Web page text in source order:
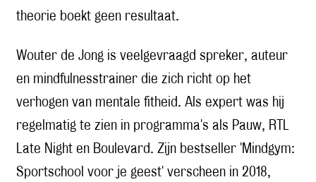
theorie boekt geen resultaat.
Wouter de Jong is veelgevraagd spreker, auteur
en mindfulnesstrainer die zich richt op het
verhogen van mentale fitheid. Als expert was hij
regelmatig te zien in programma's als Pauw, RTL
Late Night en Boulevard. Zijn bestseller 'Mindgym:
Sportschool voor je geest' verscheen in 2018,